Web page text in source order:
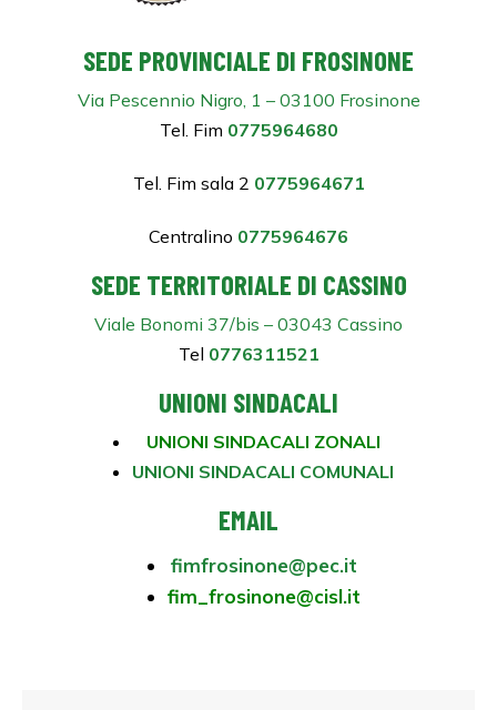
SEDE PROVINCIALE DI FROSINONE
Via Pescennio Nigro, 1 – 03100 Frosinone
Tel. Fim 0775964680
Tel. Fim sala 2 0775964671
Centralino 0775964676
SEDE TERRITORIALE DI CASSINO
Viale Bonomi 37/bis – 03043 Cassino
Tel 0776311521
UNIONI SINDACALI
UNIONI SINDACALI ZONALI
UNIONI SINDACALI COMUNALI
EMAIL
fimfrosinone@pec.it
fim_frosinone@cisl.it